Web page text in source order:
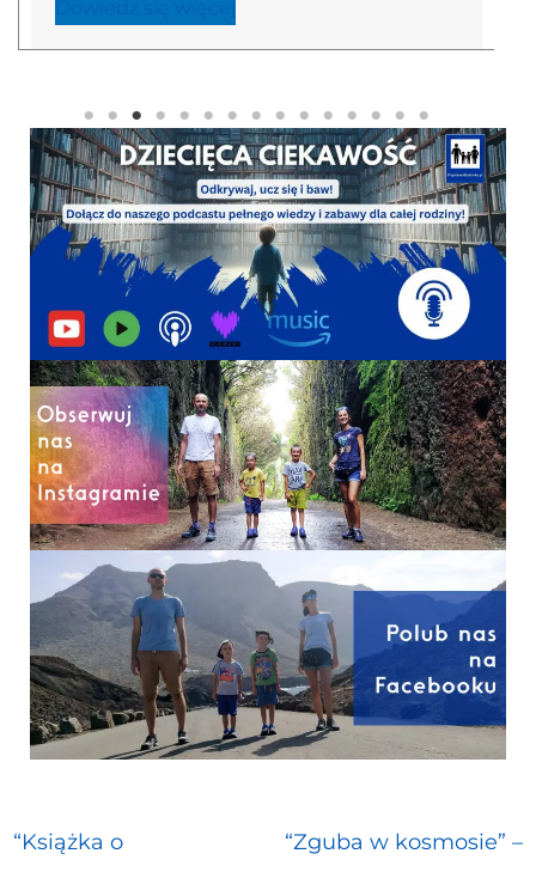
“Książka o
“Zguba w kosmosie” –